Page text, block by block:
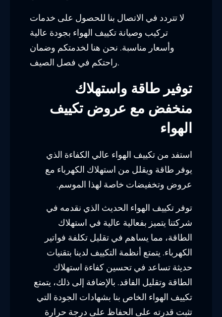
لا تتردد في الاتصال بنا للحصول على خدمات
تركيب وصيانة تكييف الهواء بجودة عالية
وأسعار مناسبة. نحن هنا لخدمتكم وضمان
راحتكم في فصل الصيف.
توفير طاقة واستهلاك
منخفض مع عروض تكييف
الهواء
استفد من تكييف الهواء عالي الكفاءة الذي
يوفر طاقة ويقلل من استهلاك الكهرباء مع
عروض وتخفيضات خاصة لهذا الموسم.
توفر تكييف الهواء الحديث الذي نقدمه في
شركتنا يتميز بفعالية عالية في استهلاك
الطاقة، مما يساهم في تقليل تكلفة فواتير
الكهرباء. يتمتع أنظمة التكييف لدينا بتقنيات
حديثة تساعد في تحسين كفاءة استهلاك
الطاقة وتقليل الفاقد. بالإضافة إلى ذلك، يتمتع
تكييف الهواء الخاص بنا بشهادات الجودة التي
تثبت قدرته على الحفاظ على درجة حرارة